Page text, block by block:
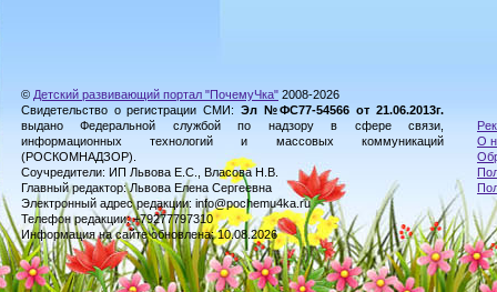
© Детский развивающий портал "ПочемуЧка" 2008-2026
Свидетельство о регистрации СМИ: Эл №ФС77-54566 от 21.06.2013г.
выдано Федеральной службой по надзору в сфере связи,
информационных технологий и массовых коммуникаций
(РОСКОМНАДЗОР).
Соучредители: ИП Львова Е.С., Власова Н.В.
Главный редактор: Львова Елена Сергеевна
Электронный адрес редакции: info@pochemu4ka.ru
Телефон редакции: +79277797310
Информация на сайте обновлена: 10.08.2026
О